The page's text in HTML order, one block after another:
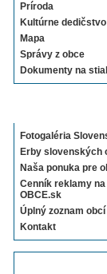
Príroda
Kultúrne dedičstvo
Mapa
Správy z obce
Dokumenty na
Fotogaléria
Erby slovenských
Naša ponuka pre
Cenník reklamy
OBCE.sk
Úplný zoznam
Kontakt